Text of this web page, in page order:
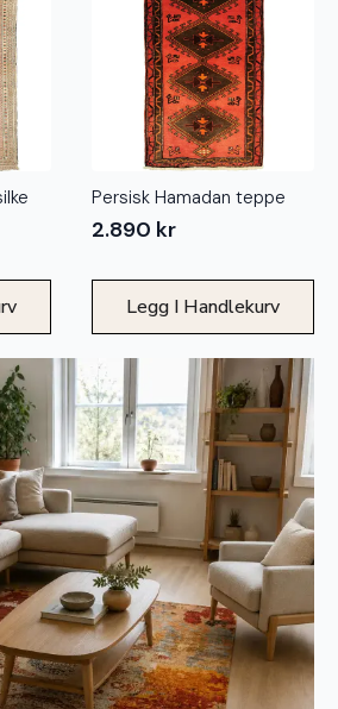
Persisk Hamadan teppe
2.890 kr
Legg I Handlekurv